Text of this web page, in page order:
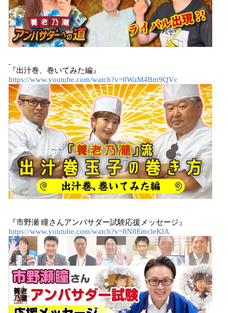
『出汁巻、巻いてみた編』
https://www.youtube.com/watch?v=0WaM4Bm9QVc
『市野瀬 瞳さんアンバサダー試験応援メッセージ』
https://www.youtube.com/watch?v=8N8EmcleKlA